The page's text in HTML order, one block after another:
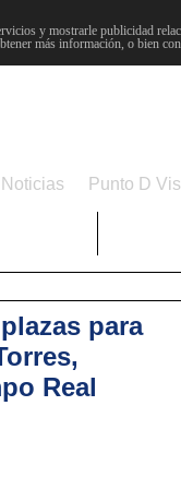
y mostrarle publicidad
más información, o bien
Punto D
para
Real